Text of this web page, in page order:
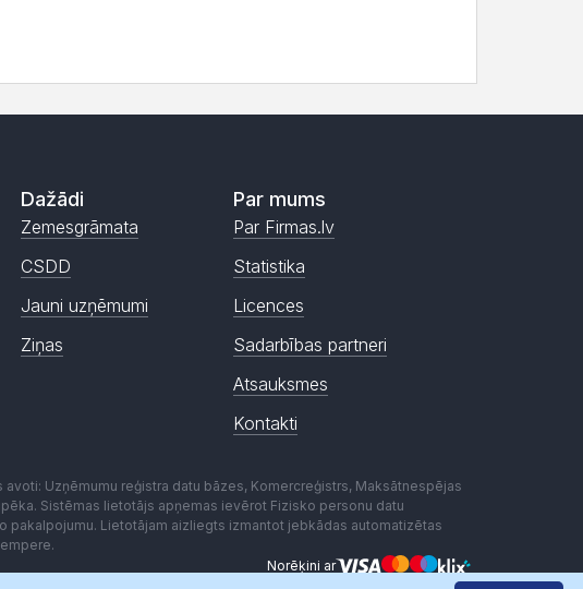
Dažādi
Zemesgrāmata
CSDD
Jauni uzņēmumi
Ziņas
Par mums
Par Firmas.lv
Statistika
Licences
Sadarbības partneri
Atsauksmes
Kontakti
Uzņēmumu reģistra datu bāzes, Komercreģistrs, Maksātnespējas
Sistēmas lietotājs apņemas ievērot Fizisko personu datu
pakalpojumu. Lietotājam aizliegts izmantot jebkādas automatizētas
Norēķini ar